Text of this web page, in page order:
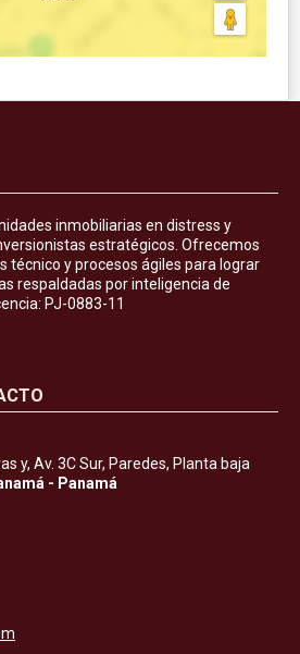
inmobiliarias en distress y
estratégicos. Ofrecemos
técnico y procesos ágiles para lograr
respaldadas por inteligencia de
PJ-0883-11
y, Av. 3C Sur, Paredes, Planta baja
- Panamá